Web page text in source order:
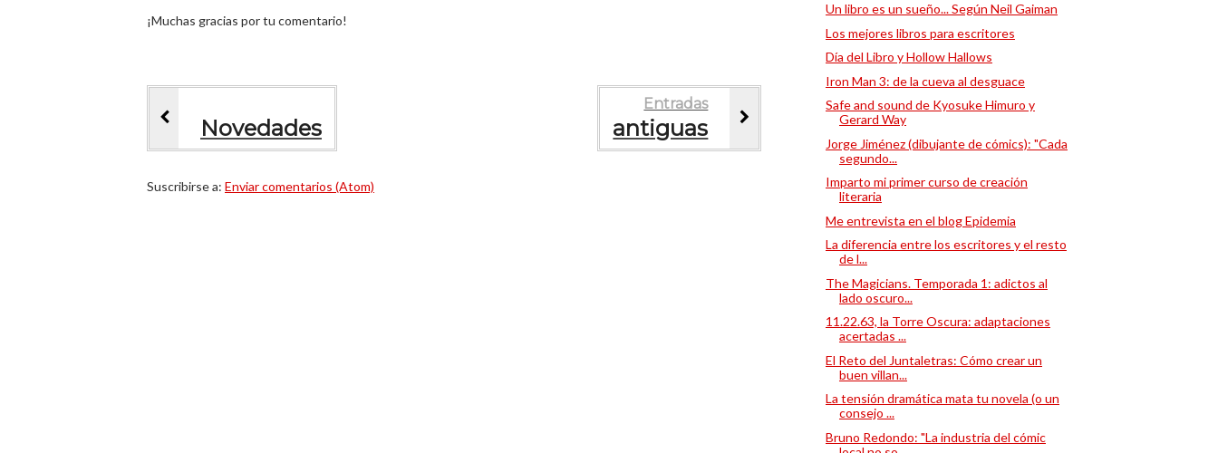
¡Muchas gracias por tu comentario!
Novedades
Entradas
antiguas
Suscribirse a: Enviar comentarios (Atom)
Un libro es un sueño... Según Neil Gaiman
Los mejores libros para escritores
Día del Libro y Hollow Hallows
Iron Man 3: de la cueva al desguace
Safe and sound de Kyosuke Himuro y
Gerard Way
Jorge Jiménez (dibujante de cómics): "Cada
segundo...
Imparto mi primer curso de creación
literaria
Me entrevista en el blog Epidemia
La diferencia entre los escritores y el resto
de l...
The Magicians. Temporada 1: adictos al
lado oscuro...
11.22.63, la Torre Oscura: adaptaciones
acertadas ...
El Reto del Juntaletras: Cómo crear un
buen villan...
La tensión dramática mata tu novela (o un
consejo ...
Bruno Redondo: "La industria del cómic